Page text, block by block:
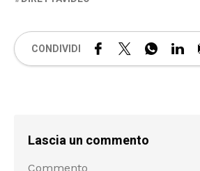
CONDIVIDI
Lascia un commento